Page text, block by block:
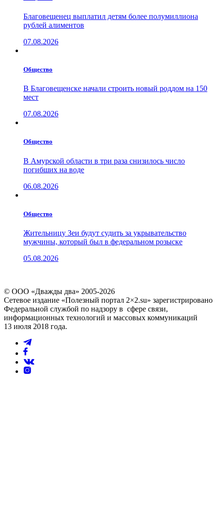
Благовещенец выплатил детям более полумиллиона
рублей алиментов
07.08.2026
Общество
В Благовещенске начали строить новый роддом на 150
мест
07.08.2026
Общество
В Амурской области в три раза снизилось число
погибших на воде
06.08.2026
Общество
Жительницу Зеи будут судить за укрывательство
мужчины, который был в федеральном розыске
05.08.2026
© ООО «Дважды два» 2005-2026
Сетевое издание «Полезный портал 2×2.su» зарегистрировано
Федеральной службой по надзору в сфере связи,
информационных технологий и массовых коммуникаций
13 июля 2018 года.